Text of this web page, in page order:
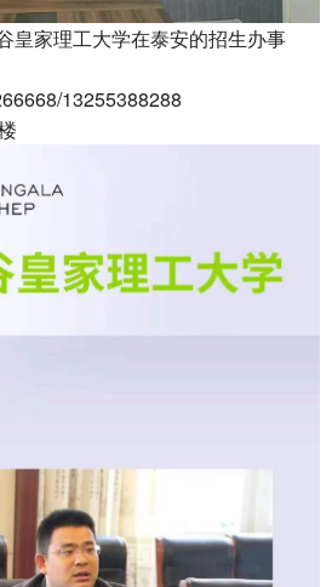
皇家理工大学在泰安的招生办事
13255388288